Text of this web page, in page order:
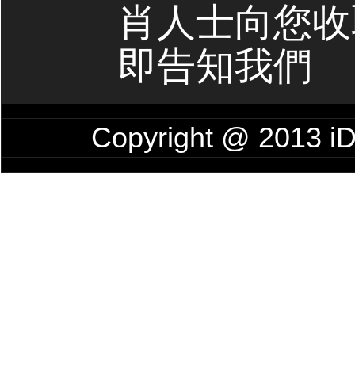
肖人士向您
即告知我們
Copyright @ 2013